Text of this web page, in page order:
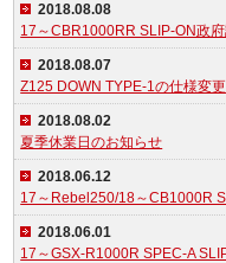
2018.08.08
17～CBR1000RR SLIP-ON政
2018.08.07
Z125 DOWN TYPE-1の仕様変更
2018.08.02
夏季休業日のお知らせ
2018.06.12
17～Rebel250/18～CB1000R
2018.06.01
17～GSX-R1000R SPEC-A